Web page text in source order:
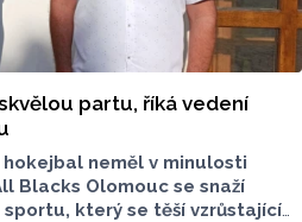
partu, říká vedení
neměl v minulosti
Blacks Olomouc se snaží
který se těší vzrůstající